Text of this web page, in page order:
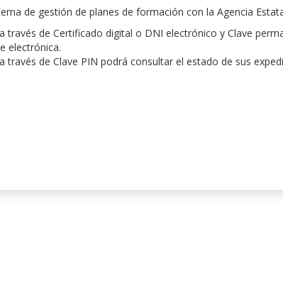
de gestión de planes de formación con la Agencia
través de Certificado digital o DNI electrónico y Clave
electrónica.
través de Clave PIN podrá consultar el estado de sus